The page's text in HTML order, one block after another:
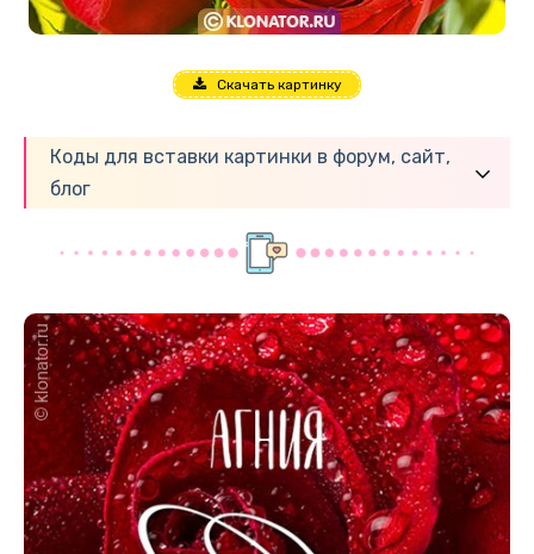
Скачать картинку
Коды для вставки картинки в форум, сайт,
блог